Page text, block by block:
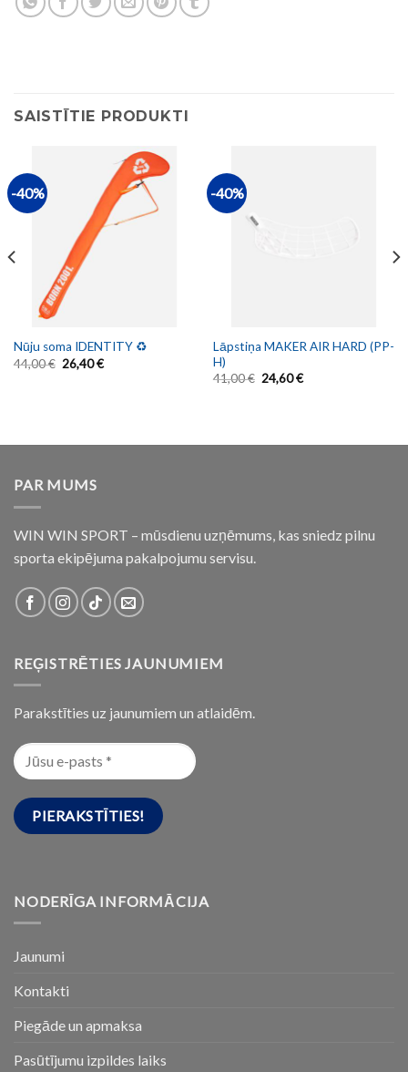
SAISTĪTIE PRODUKTI
-40%
Nūju soma IDENTITY ♻️
44,00€ 26,40€
-40%
Lāpstiņa MAKER AIR HARD (PP-
H)
41,00€ 24,60€
PAR MUMS
WIN WIN SPORT – mūsdienu uzņēmums, kas sniedz pilnu
sporta ekipējuma pakalpojumu servisu.
REĢISTRĒTIES JAUNUMIEM
Parakstīties uz jaunumiem un atlaidēm.
NODERĪGA INFORMĀCIJA
Jaunumi
Kontakti
Piegāde un apmaksa
Pasūtījumu izpildes laiks